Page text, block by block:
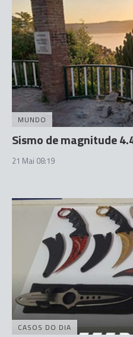
MUNDO
Sismo de magnitude
21 Mai 08:19
CASOS DO DIA